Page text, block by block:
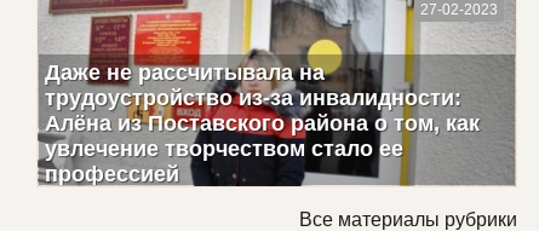
27-02-2023
Даже не рассчитывала на
трудоустройство из-за инвалидности:
Алёна из Поставского района о том, как
увлечение творчеством стало ее
профессией
Все материалы рубрики